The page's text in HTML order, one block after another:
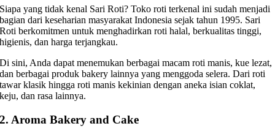
Siapa yang tidak kenal Sari Roti? Toko roti terkenal ini sudah menjadi
bagian dari keseharian masyarakat Indonesia sejak tahun 1995. Sari
Roti berkomitmen untuk menghadirkan roti halal, berkualitas tinggi,
higienis, dan harga terjangkau.
Di sini, Anda dapat menemukan berbagai macam roti manis, kue lezat,
dan berbagai produk bakery lainnya yang menggoda selera. Dari roti
tawar klasik hingga roti manis kekinian dengan aneka isian coklat,
keju, dan rasa lainnya.
2. Aroma Bakery and Cake